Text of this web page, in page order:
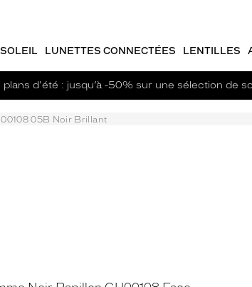
LUNETTES CONNECTÉES LENTILLES
plans d'été : jusqu’à -50% sur une sélection de
05B Noir Brillant